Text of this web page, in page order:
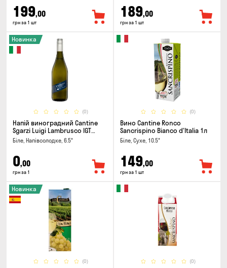
199,00
грн за 1 шт
189,00
грн за 1 шт
(0)
Новинка
Напій виноградний Cantine
Sgarzi Luigi Lambrusco IGT
Emilia Bianca Frizziante 0.75л
Біле, Напівсолодке, 6.5°
0,00
грн за 1
(0)
Вино Cantine Ronco
Sancrispino Bianco d'Italia 1л
Біле, Сухе, 10.5°
149,00
грн за 1 шт
(0)
Новинка
(0)